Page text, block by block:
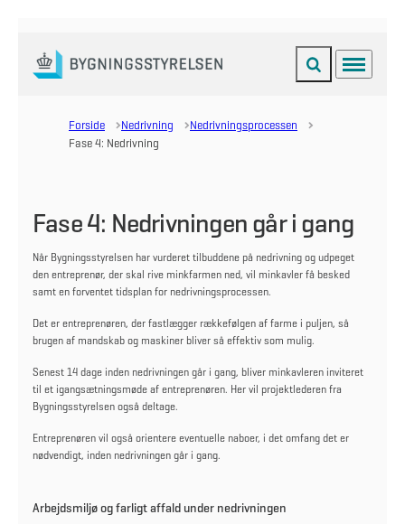
Gå til forsiden Fold søgefelt ud
Menu
Forside Nedrivning
Nedrivningsprocessen
Fase 4: Nedrivning
Fase 4: Nedrivningen går i gang
Når Bygningsstyrelsen har vurderet tilbuddene på nedrivning og udpeget
den entreprenør, der skal rive minkfarmen ned, vil minkavler få besked
samt en forventet tidsplan for nedrivningsprocessen.
Det er entreprenøren, der fastlægger rækkefølgen af farme i puljen, så
brugen af mandskab og maskiner bliver så effektiv som mulig.
Senest 14 dage inden nedrivningen går i gang, bliver minkavleren inviteret
til et igangsætningsmøde af entreprenøren. Her vil projektlederen fra
Bygningsstyrelsen også deltage.
Entreprenøren vil også orientere eventuelle naboer, i det omfang det er
nødvendigt, inden nedrivningen går i gang.
Arbejdsmiljø og farligt affald under nedrivningen